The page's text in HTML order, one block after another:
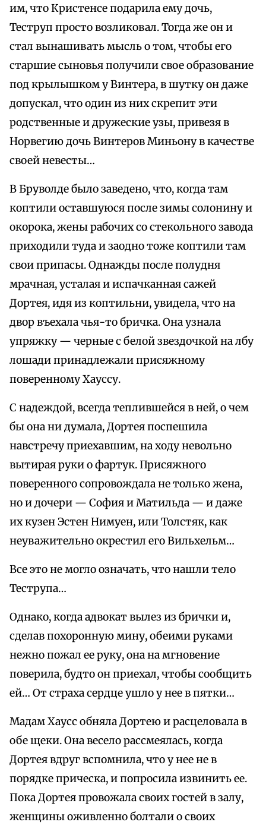
им, что Кристенсе подарила ему дочь,
Теструп просто возликовал. Тогда же он и
стал вынашивать мысль о том, чтобы его
старшие сыновья получили свое образование
под крылышком у Винтера, в шутку он даже
допускал, что один из них скрепит эти
родственные и дружеские узы, привезя в
Норвегию дочь Винтеров Миньону в качестве
своей невесты…
В Бруволде было заведено, что, когда там
коптили оставшуюся после зимы солонину и
окорока, жены рабочих со стекольного завода
приходили туда и заодно тоже коптили там
свои припасы. Однажды после полудня
мрачная, усталая и испачканная сажей
Дортея, идя из коптильни, увидела, что на
двор въехала чья-то бричка. Она узнала
упряжку — черные с белой звездочкой на лбу
лошади принадлежали присяжному
поверенному Хауссу.
С надеждой, всегда теплившейся в ней, о чем
бы она ни думала, Дортея поспешила
навстречу приехавшим, на ходу невольно
вытирая руки о фартук. Присяжного
поверенного сопровождала не только жена,
но и дочери — София и Матильда — и даже
их кузен Эстен Нимуен, или Толстяк, как
неуважительно окрестил его Вильхельм…
Все это не могло означать, что нашли тело
Теструпа…
Однако, когда адвокат вылез из брички и,
сделав похоронную мину, обеими руками
нежно пожал ее руку, она на мгновение
поверила, будто он приехал, чтобы сообщить
ей… От страха сердце ушло у нее в пятки…
Мадам Хаусс обняла Дортею и расцеловала в
обе щеки. Она весело рассмеялась, когда
Дортея вдруг вспомнила, что у нее не в
порядке прическа, и попросила извинить ее.
Пока Дортея провожала своих гостей в залу,
женщины оживленно болтали о своих